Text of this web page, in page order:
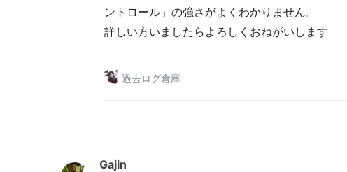
ントロール」の強さがよくわかりません。
詳しい方いましたらよろしくおねがいします
過去ログ倉庫
Gajin